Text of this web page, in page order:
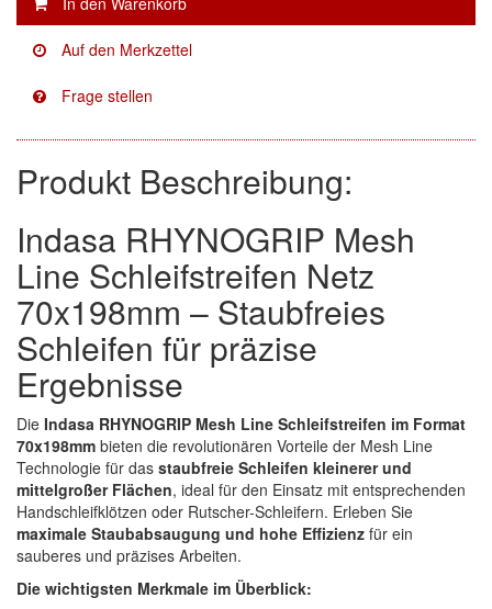
(2)
Facdos
(2)
KWASNY
no-name
(1)
Novol
(3)
Prevost
Proma
(21)
Sia
(3)
Spectral
(5)
StarChem
(1)
Sundstrom
Produkt Beschreibung:
Indasa RHYNOGRIP Mesh
Line Schleifstreifen Netz
70x198mm – Staubfreies
Schleifen für präzise
Ergebnisse
Die Indasa RHYNOGRIP Mesh Line Schleifstreifen im Format
70x198mm bieten die revolutionären Vorteile der Mesh Line
Technologie für das staubfreie Schleifen kleinerer und
mittelgroßer Flächen, ideal für den Einsatz mit entsprechenden
Handschleifklötzen oder Rutscher-Schleifern. Erleben Sie
maximale Staubabsaugung und hohe Effizienz für ein
sauberes und präzises Arbeiten.
Die wichtigsten Merkmale im Überblick: